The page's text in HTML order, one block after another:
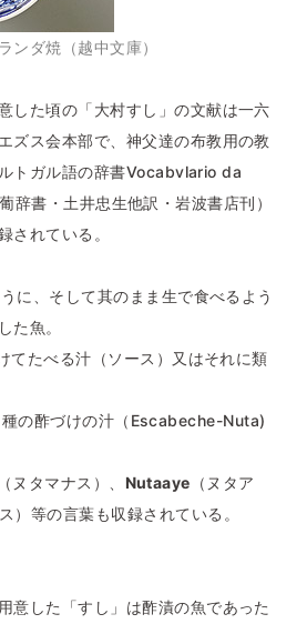
ダ焼（越中文庫）
した頃の「大村すし」の文献は一六
ズス会本部で、神父達の布教用の教
トガル語の辞書Vocabvlario da
書・土井忠生他訳・岩波書店刊）
されている。
に、そして其のまま生で食べるよう
た魚。
てたべる汁（ソース）又はそれに類
の酢づけの汁（Escabeche-Nuta)
（ヌタマナス）、 Nutaaye （ヌタア
ス）等の言葉も収録されている。
意した「すし」は酢漬の魚であった